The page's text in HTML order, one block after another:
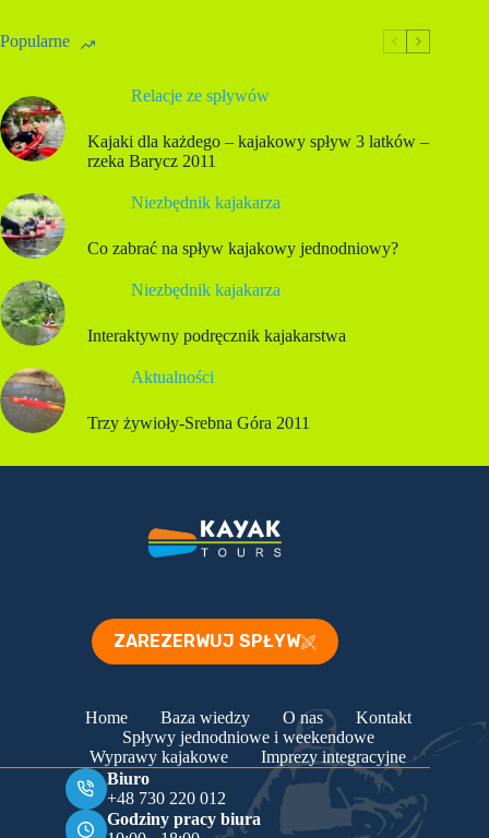
Popularne
Relacje ze spływów
Kajaki dla każdego – kajakowy spływ 3 latków –
rzeka Barycz 2011
Niezbędnik kajakarza
Co zabrać na spływ kajakowy jednodniowy?
Niezbędnik kajakarza
Interaktywny podręcznik kajakarstwa
Aktualności
Trzy żywioły-Srebna Góra 2011
ZAREZERWUJ SPŁYW
Home Baza wiedzy O nas
Kontakt
Spływy jednodniowe i weekendowe
Wyprawy kajakowe
Imprezy integracyjne
Biuro
+48 730 220 012
Godziny pracy biura